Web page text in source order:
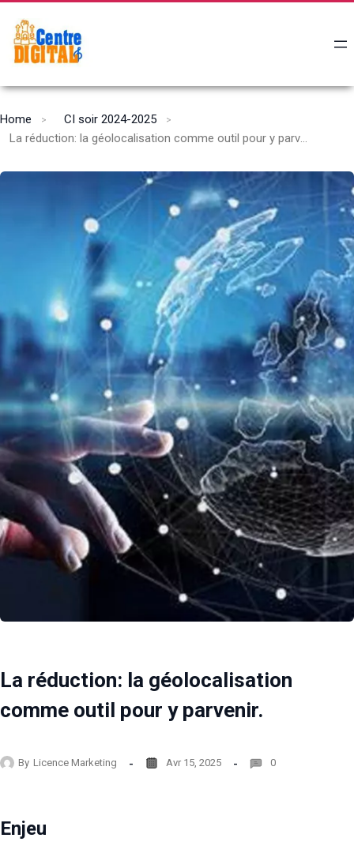
Home
CI soir 2024-2025
La réduction: la géolocalisation comme outil pour y parvenir.
La réduction: la géolocalisation
comme outil pour y parvenir.
By Licence Marketing Avr 15, 2025 0
Enjeu